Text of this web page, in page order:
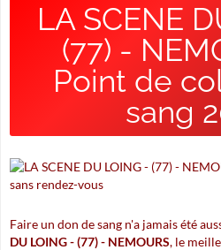
LA SCENE
(77) -
Point de
sang
Faire un don de sang n'a jamais été
DU LOING - (77) - NEMOURS, le